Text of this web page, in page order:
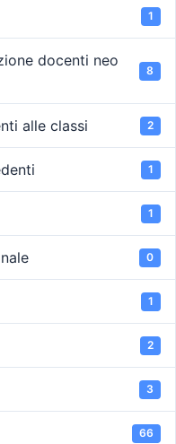
1
docenti neo
8
alle classi 2
1
1
0
1
2
3
66